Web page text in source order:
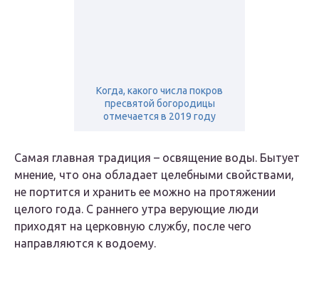
Когда, какого числа покров
пресвятой богородицы
отмечается в 2019 году
Самая главная традиция – освящение воды. Бытует
мнение, что она обладает целебными свойствами,
не портится и хранить ее можно на протяжении
целого года. С раннего утра верующие люди
приходят на церковную службу, после чего
направляются к водоему.